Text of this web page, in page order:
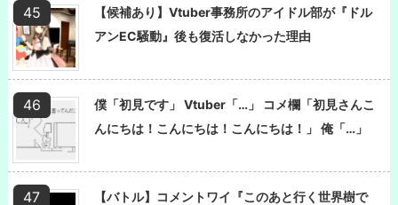
【候補あり】Vtuber事務所のアイドル部が『ドル
アンEC騒動』後も復活しなかった理由
僕「初見です」 Vtuber「…」 コメ欄「初見さんこ
んにちは！こんにちは！こんにちは！」 俺「…」
【バトル】コメントワイ『このあと行く世界樹で